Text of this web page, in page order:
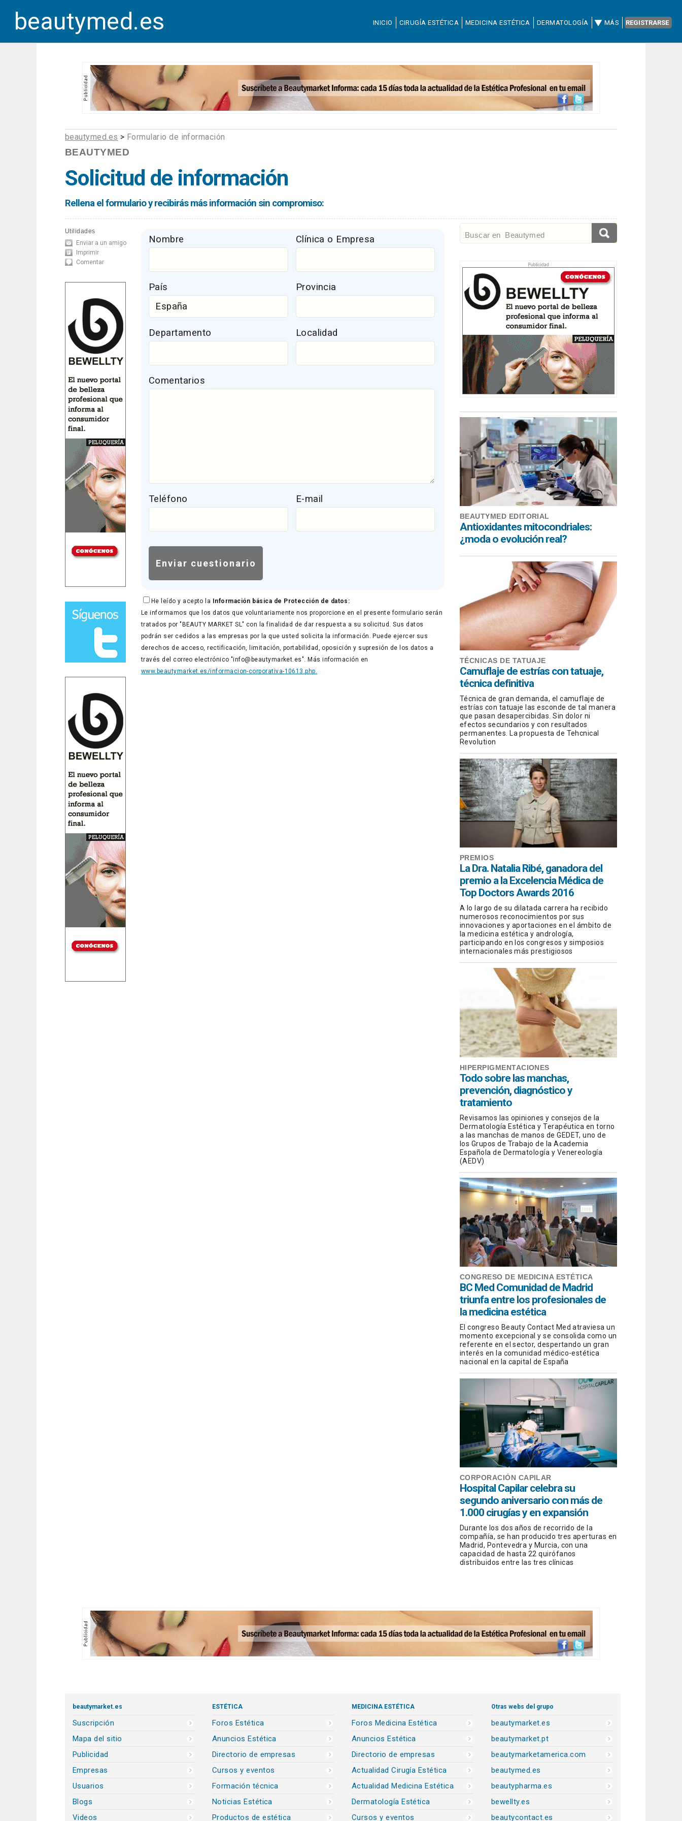
beautymed.es INICIO CIRUGÍA ESTÉTICA MEDICINA ESTÉTICA DERMATOLOGÍA MÁS REGISTRARSE
beautymed.es > Formulario de información
BEAUTYMED
Solicitud de información
Rellena el formulario y recibirás más información sin compromiso:
Utilidades
Enviar a un amigo
Imprimir
Comentar
BEAUTYMED EDITORIAL
Antioxidantes mitocondriales:
¿moda o evolución real?
TÉCNICAS DE TATUAJE
Camuflaje de estrías con tatuaje,
técnica definitiva
Técnica de gran demanda, el camuflaje de
estrías con tatuaje las esconde de tal manera
que pasan desapercibidas. Sin dolor ni
efectos secundarios y con resultados
permanentes. La propuesta de Tehcnical
Revolution
PREMIOS
La Dra. Natalia Ribé, ganadora del
premio a la Excelencia Médica de
Top Doctors Awards 2016
A lo largo de su dilatada carrera ha recibido
numerosos reconocimientos por sus
innovaciones y aportaciones en el ámbito de
la medicina estética y andrología,
participando en los congresos y simposios
internacionales más prestigiosos
HIPERPIGMENTACIONES
Todo sobre las manchas,
prevención, diagnóstico y
tratamiento
Revisamos las opiniones y consejos de la
Dermatología Estética y Terapéutica en torno
a las manchas de manos de GEDET, uno de
los Grupos de Trabajo de la Academia
Española de Dermatología y Venereología
(AEDV)
CONGRESO DE MEDICINA ESTÉTICA
BC Med Comunidad de Madrid
triunfa entre los profesionales de
la medicina estética
El congreso Beauty Contact Med atraviesa un
momento excepcional y se consolida como un
referente en el sector, despertando un gran
interés en la comunidad médico-estética
nacional en la capital de España
CORPORACIÓN CAPILAR
Hospital Capilar celebra su
segundo aniversario con más de
1.000 cirugías y en expansión
Durante los dos años de recorrido de la
compañía, se han producido tres aperturas en
Madrid, Pontevedra y Murcia, con una
capacidad de hasta 22 quirófanos
distribuidos entre las tres clínicas
Nombre Clínica o Empresa
País Provincia
Departamento Localidad
Comentarios
Teléfono E-mail
He leído y acepto la Información básica de Protección de datos:
Le informamos que los datos que voluntariamente nos proporcione en el presente formulario serán
tratados por "BEAUTY MARKET SL" con la finalidad de dar respuesta a su solicitud. Sus datos
podrán ser cedidos a las empresas por la que usted solicita la información. Puede ejercer sus
derechos de acceso, rectificación, limitación, portabilidad, oposición y supresión de los datos a
través del correo electrónico "info@beautymarket.es". Más información en
www.beautymarket.es/informacion-corporativa-10613.php.
beautymarket.es
Suscripción
Mapa del sitio
Publicidad
Empresas
Usuarios
Blogs
Videos
ESTÉTICA
Foros Estética
Anuncios Estética
Directorio de empresas
Cursos y eventos
Formación técnica
Noticias Estética
Productos de estética
MEDICINA ESTÉTICA
Foros Medicina Estética
Anuncios Estética
Directorio de empresas
Actualidad Cirugía Estética
Actualidad Medicina Estética
Dermatología Estética
Cursos y eventos
Otras webs del grupo
beautymarket.es
beautymarket.pt
beautymarketamerica.com
beautymed.es
beautypharma.es
bewellty.es
beautycontact.es